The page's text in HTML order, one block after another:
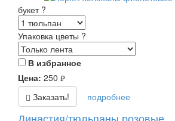
букет ?
Упаковка цветы ?
В избранное
Цена: 250 руб.
Заказать! подробнее